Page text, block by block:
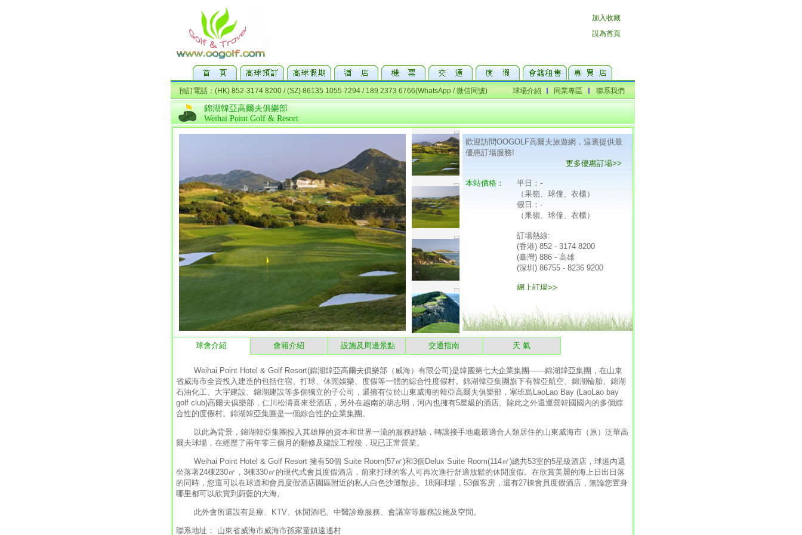
錦湖韓亞高爾夫俱樂部
Weihai Point Golf & Resort
歡迎訪問OOGOLF高爾夫旅遊網，這裏提供最
優惠訂場服務!
更多優惠訂場>>
本站價格：
平日：-
（果嶺、球僮、衣櫃）
假日：-
（果嶺、球僮、衣櫃）
球會介紹 會籍介紹 設施及周邊景點 交通指南 天 氣
Weihai Point Hotel & Golf Resort(錦湖韓亞高爾夫俱樂部（威海）有限公司)是韓國第七大企業集團——錦湖韓亞集團，在山東
省威海市全資投入建造的包括住宿、打球、休閒娛樂、度假等一體的綜合性度假村。錦湖韓亞集團旗下有韓亞航空、錦湖輪胎、錦湖
石油化工、大宇建設、錦湖建設等多個獨立的子公司，還擁有位於山東威海的韓亞高爾夫俱樂部，塞班島LaoLao Bay (LaoLao bay
golf club)高爾夫俱樂部，仁川松濤喜來登酒店，另外在越南的胡志明，河內也擁有5星級的酒店。除此之外還運營韓國國內的多個綜
合性的度假村。錦湖韓亞集團是一個綜合性的企業集團。
以此為背景，錦湖韓亞集團投入其雄厚的資本和世界一流的服務經驗，轉讓接手地處最適合人類居住的山東威海市（原）泛華高
爾夫球場，在經歷了兩年零三個月的翻修及建設工程後，現已正常營業。
Weihai Point Hotel & Golf Resort 擁有50個 Suite Room(57㎡)和3個Delux Suite Room(114㎡)總共53室的5星級酒店，球道內還
坐落著24棟230㎡，3棟330㎡的現代式會員度假酒店，前來打球的客人可再次進行舒適放鬆的休閒度假。在欣賞美麗的海上日出日落
的同時，您還可以在球道和會員度假酒店園區附近的私人白色沙灘散步。18洞球場，53個客房，還有27棟會員度假酒店，無論您置身
哪里都可以欣賞到蔚藍的大海。
此外會所還設有足療、KTV、休閒酒吧、中醫診療服務、會議室等服務設施及空間。
聯系地址： 山東省威海市威海市孫家童鎮遠遙村